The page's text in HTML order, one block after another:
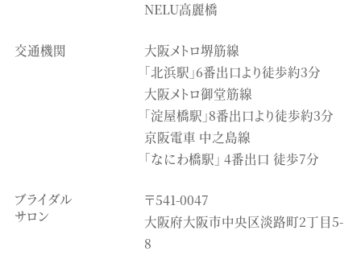
NELU高麗橋
交通機関
大阪メトロ堺筋線
「北浜駅」6番出口より徒歩約3分
大阪メトロ御堂筋線
「淀屋橋駅」8番出口より徒歩約3分
京阪電車 中之島線
「なにわ橋駅」 4番出口 徒歩7分
ブライダル
サロン
〒541-0047
大阪府大阪市中央区淡路町2丁目5-
8